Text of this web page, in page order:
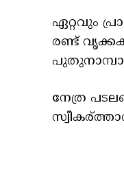
ഏറ്റവും
രണ്ട്
നേത്ര